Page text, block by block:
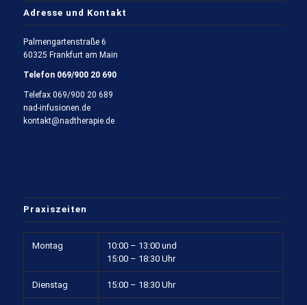
Adresse und Kontakt
Palmengartenstraße 6
60325 Frankfurt am Main
Telefon 069/900 20 690
Telefax 069/900 20 689
nad-infusionen.de
kontakt@nadtherapie.de
Praxiszeiten
Montag
10:00 – 13:00 und
15:00 – 18:30 Uhr
Dienstag 15:00 – 18:30 Uhr